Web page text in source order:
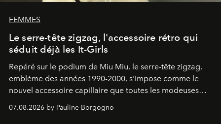
FEMMES
Le serre-tête zigzag, l'accessoire rétro qui
séduit déjà les It-Girls
Repéré sur le podium de Miu Miu, le serre-tête zigzag,
emblème des années 1990-2000, s'impose comme le
nouvel accessoire capillaire que toutes les modeuses
s'arrachent déjà.
07.08.2026 by Pauline Borgogno